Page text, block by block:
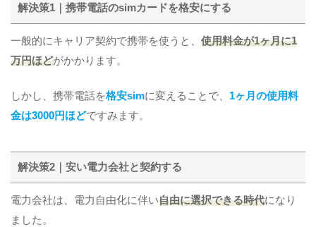
解決策1｜携帯電話のsimカードを格安にする
一般的にキャリア契約で携帯を使うと、 使用料金が1ヶ月に1
万円ほどがかかります。
しかし、携帯電話を格安simに変えることで、 1ヶ月の使用料
金は3000円ほどですみます。
解決策2｜安い電力会社と契約する
電力会社は、電力自由化に伴い自由に選択できる時代になり
ました。